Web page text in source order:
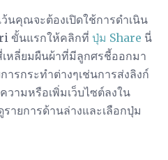
นคุณจะต้องเปิดใช้การดำเนิน
ขั้นแรกให้คลิกที่ ปุ่ม Share นี่
หลี่ยมผืนผ้าที่มีลูกศรชี้ออกมา
รกระทำต่างๆเช่นการส่งลิงก์
วามหรือเพิ่มเว็บไซต์ลงใน
ายการด้านล่างและเลือกปุ่ม